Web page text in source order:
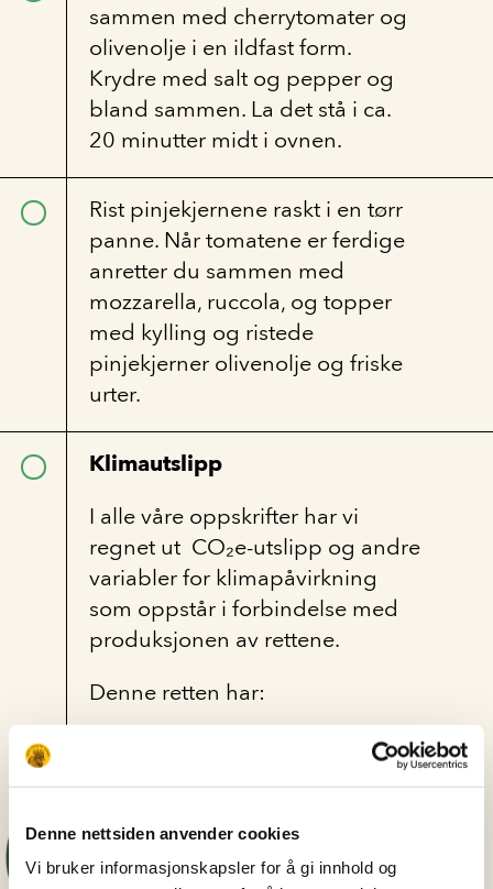
Denne nettsiden anvender cookies
Vi bruker informasjonskapsler for å gi innhold og
sammen med cherrytomater og
olivenolje i en ildfast form.
Krydre med salt og pepper og
bland sammen. La det stå i ca.
20 minutter midt i ovnen.
Rist pinjekjernene raskt i en tørr
panne. Når tomatene er ferdige
anretter du sammen med
mozzarella, ruccola, og topper
med kylling og ristede
pinjekjerner olivenolje og friske
urter.
Klimautslipp
I alle våre oppskrifter har vi
regnet ut CO₂e-utslipp og andre
variabler for klimapåvirkning
som oppstår i forbindelse med
produksjonen av rettene.
Denne retten har:
CO₂e-utslipp: 0.6 – 1.5